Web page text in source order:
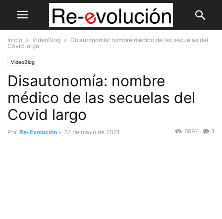
Inicio VideoBlog
Disautonomía: nombre médico de las secuelas del
Covid largo
VideoBlog
Disautonomía: nombre
médico de las secuelas del
Covid largo
Por Re-Evolución - 27 de mayo de 2021 1
6697